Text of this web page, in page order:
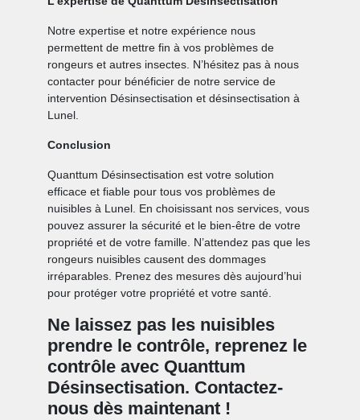
Notre expertise et notre expérience nous
permettent de mettre fin à vos problèmes de
rongeurs et autres insectes. N’hésitez pas à nous
contacter pour bénéficier de notre service de
intervention Désinsectisation et désinsectisation à
Lunel.
Conclusion
Quanttum Désinsectisation est votre solution
efficace et fiable pour tous vos problèmes de
nuisibles à Lunel. En choisissant nos services, vous
pouvez assurer la sécurité et le bien-être de votre
propriété et de votre famille. N’attendez pas que les
rongeurs nuisibles causent des dommages
irréparables. Prenez des mesures dès aujourd’hui
pour protéger votre propriété et votre santé.
Ne laissez pas les nuisibles
prendre le contrôle, reprenez le
contrôle avec Quanttum
Désinsectisation. Contactez-
nous dès maintenant !